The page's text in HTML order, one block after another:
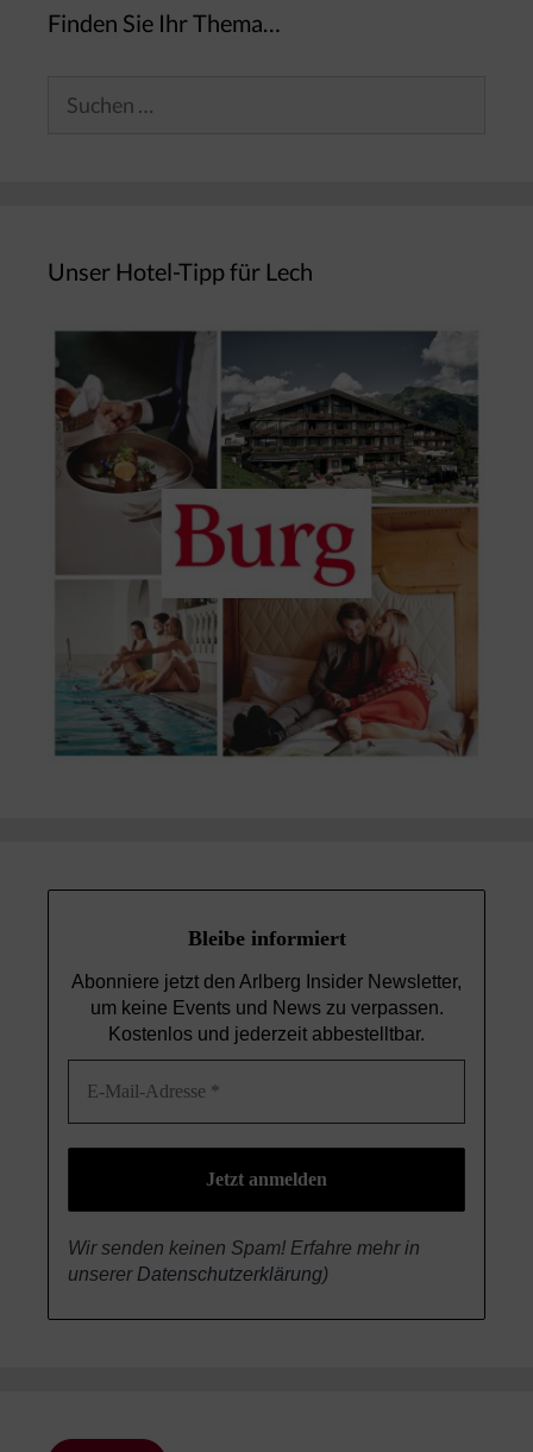
Finden Sie Ihr Thema…
Unser Hotel-Tipp für Lech
Bleibe informiert
Abonniere jetzt den Arlberg Insider Newsletter,
um keine Events und Newszu verpassen.
Kostenlos und jederzeit abbestelltbar.
Wir senden keinen Spam! Erfahre mehr in
unserer Datenschutzerklärung)